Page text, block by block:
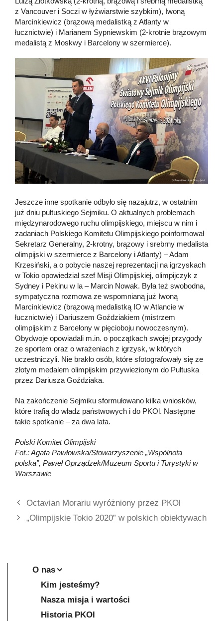
z Vancouver i Soczi w łyżwiarstwie szybkim), Iwoną
Marcinkiewicz (brązową medalistką z Atlanty w
łucznictwie) i Marianem Sypniewskim (2-krotnie brązowym
medalistą z Moskwy i Barcelony w szermierce).
Jeszcze inne spotkanie odbyło się nazajutrz, w ostatnim
już dniu pułtuskiego Sejmiku. O aktualnych problemach
międzynarodowego ruchu olimpijskiego, miejscu w nim i
zadaniach Polskiego Komitetu Olimpijskiego poinformował
Sekretarz Generalny, 2-krotny, brązowy i srebrny medalista
olimpijski w szermierce z Barcelony i Atlanty) – Adam
Krzesiński, a o pobycie naszej reprezentacji na igrzyskach
w Tokio opowiedział szef Misji Olimpijskiej, olimpijczyk z
Sydney i Pekinu w la – Marcin Nowak. Była też swobodna,
sympatyczna rozmowa ze wspomnianą już Iwoną
Marcinkiewicz (brązową medalistką IO w Atlancie w
łucznictwie) i Dariuszem Goździakiem (mistrzem
olimpijskim z Barcelony w pięcioboju nowoczesnym).
Obydwoje opowiadali m.in. o początkach swojej przygody
ze sportem oraz o wrażeniach z igrzysk, w których
uczestniczyli. Nie brakło osób, które sfotografowały się ze
złotym medalem olimpijskim przywiezionym do Pułtuska
przez Dariusza Goździaka.
Na zakończenie Sejmiku sformułowano kilka wniosków,
które trafią do władz państwowych i do PKOl. Następne
takie spotkanie – za dwa lata.
Polski Komitet Olimpijski
Fot.: Agata Pawłowska/Stowarzyszenie „Wspólnota
polska”, Paweł Oprządzek/Muzeum Sportu i Turystyki w
Warszawie
Octavian Morariu wyróżniony przez PKOl
„Olimpijskie Tokio 2020” w polskich obiektywach
O nas
Kim jesteśmy?
Nasza misja i wartości
Historia PKOl